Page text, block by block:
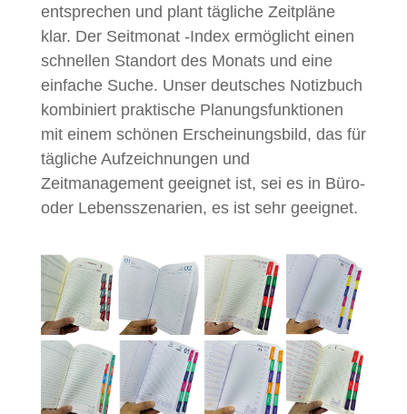
entsprechen und plant tägliche Zeitpläne
klar. Der Seitmonat -Index ermöglicht einen
schnellen Standort des Monats und eine
einfache Suche. Unser deutsches Notizbuch
kombiniert praktische Planungsfunktionen
mit einem schönen Erscheinungsbild, das für
tägliche Aufzeichnungen und
Zeitmanagement geeignet ist, sei es in Büro-
oder Lebensszenarien, es ist sehr geeignet.